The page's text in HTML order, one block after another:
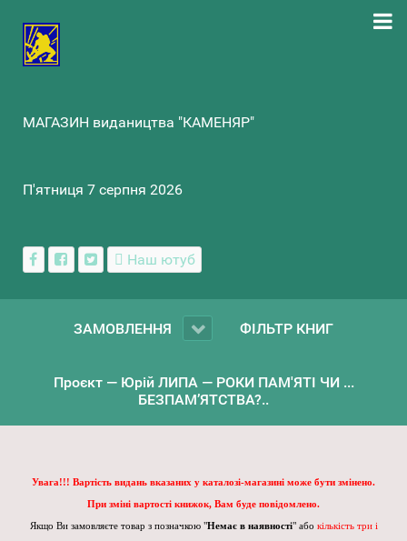
МАГАЗИН видаництва "КАМЕНЯР"
П'ятниця 7 серпня 2026
Наш ютуб
ЗАМОВЛЕННЯ ФІЛЬТР КНИГ
Проєкт — Юрій ЛИПА — РОКИ ПАМ'ЯТІ ЧИ ...
БЕЗПАМ’ЯТСТВА?..
Увага!!! Вартість видань вказаних у каталозі-магазині може бути змінено.
При зміні вартості книжок, Вам буде повідомлено.
Якщо Ви замовляєте товар з позначкою "Немає в наявності" або кількість три і